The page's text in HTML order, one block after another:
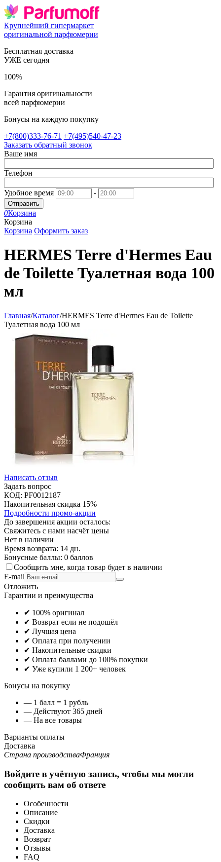
Крупнейший гипермаркет
оригинальной парфюмерии
Бесплатная доставка
УЖЕ сегодня
100%
Гарантия оригинальности
всей парфюмерии
Бонусы на каждую покупку
+7(800)333-76-71 +7(495)540-47-23
Заказать обратный звонок
Ваше имя
Телефон
Удобное время -
Отправить
0Корзина
Корзина
Корзина Оформить заказ
HERMES Terre d'Hermes Eau
de Toilette Туалетная вода 100
мл
Главная/Каталог/HERMES Terre d'Hermes Eau de Toilette
Туалетная вода 100 мл
Написать отзыв
Задать вопрос
КОД: PF0012187
Накопительная скидка 15%
Подробности промо-акции
До завершения акции осталось:
Свяжитесь с нами насчёт цены
Нет в наличии
Время возврата: 14 дн.
Бонусные баллы: 0 баллов
Сообщить мне, когда товар будет в наличии
E-mail
Отложить
Гарантии и преимущества
✔ 100% оригинал
✔ Возврат если не подошёл
✔ Лучшая цена
✔ Оплата при получении
✔ Накопительные скидки
✔ Оплата баллами до 100% покупки
✔ Уже купили 1 200+ человек
Бонусы на покупку
— 1 балл = 1 рубль
— Действуют 365 дней
— На все товары
Варианты оплаты
Доставка
Страна производстваФранция
Войдите в учётную запись, чтобы мы могли
сообщить вам об ответе
Особенности
Описание
Скидки
Доставка
Возврат
Отзывы
FAQ